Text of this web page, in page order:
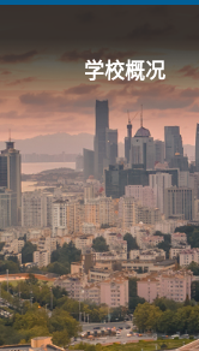
学校概况